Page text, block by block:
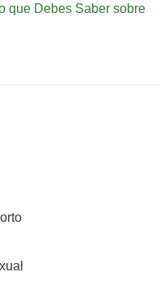
que Debes Saber sobre